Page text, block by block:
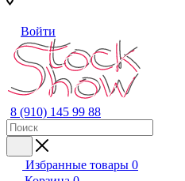
Войти
8 (910) 145 99 88
Избранные товары 0